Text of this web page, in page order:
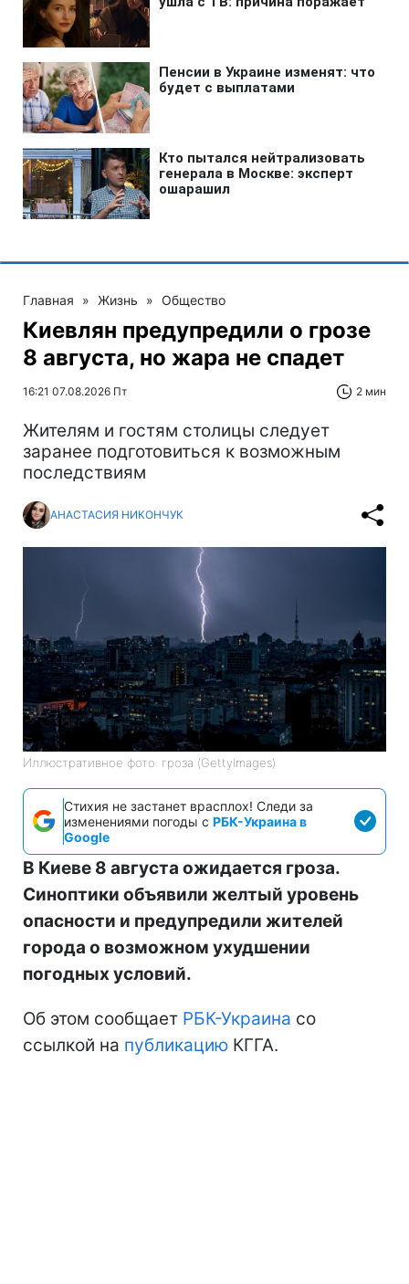
Главная » Жизнь » Общество
Киевлян предупредили о грозе
8 августа, но жара не спадет
16:21 07.08.2026 Пт 2 мин
Жителям и гостям столицы следует
заранее подготовиться к возможным
последствиям
АНАСТАСИЯ НИКОНЧУК
Иллюстративное фото: гроза (GettyImages)
Стихия не застанет врасплох! Следи за
изменениями погоды с РБК-Украина в
Google
В Киеве 8 августа ожидается гроза.
Синоптики объявили желтый уровень
опасности и предупредили жителей
города о возможном ухудшении
погодных условий.
Об этом сообщает РБК-Украина со
ссылкой на публикацию КГГА.